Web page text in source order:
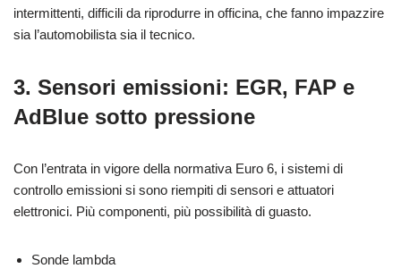
intermittenti, difficili da riprodurre in officina, che fanno impazzire
sia l’automobilista sia il tecnico.
3. Sensori emissioni: EGR, FAP e
AdBlue sotto pressione
Con l’entrata in vigore della normativa Euro 6, i sistemi di
controllo emissioni si sono riempiti di sensori e attuatori
elettronici. Più componenti, più possibilità di guasto.
Sonde lambda